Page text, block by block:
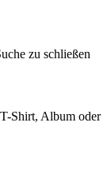
zu schließen
Shirt, Album oder